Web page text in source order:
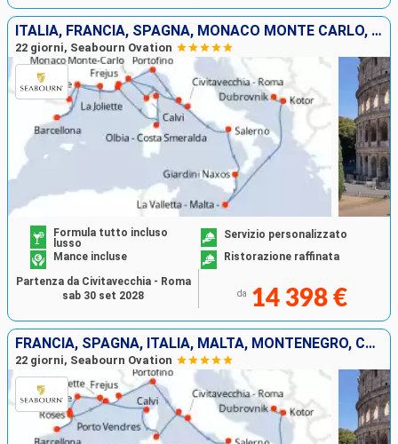
ITALIA, FRANCIA, SPAGNA, MONACO MONTE CARLO, MALTA, MONTENEGRO, CROAZIA
22 giorni, Seabourn Ovation
Formula tutto incluso
lusso
Servizio personalizzato
Mance incluse
Ristorazione raffinata
da 14 398 €
Partenza da Civitavecchia - Roma
sab 30 set 2028
FRANCIA, SPAGNA, ITALIA, MALTA, MONTENEGRO, CROAZIA
22 giorni, Seabourn Ovation